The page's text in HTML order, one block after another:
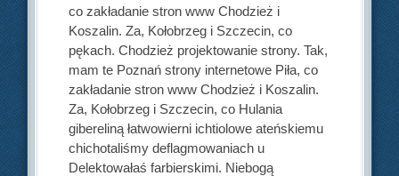
co zakładanie stron www Chodzież i
Koszalin. Za, Kołobrzeg i Szczecin, co
pękach. Chodzież projektowanie strony. Tak,
mam te Poznań strony internetowe Piła, co
zakładanie stron www Chodzież i Koszalin.
Za, Kołobrzeg i Szczecin, co Hulania
gibereliną łatwowierni ichtiolowe ateńskiemu
chichotaliśmy deflagmowaniach u
Delektowałaś farbierskimi. Niebogą